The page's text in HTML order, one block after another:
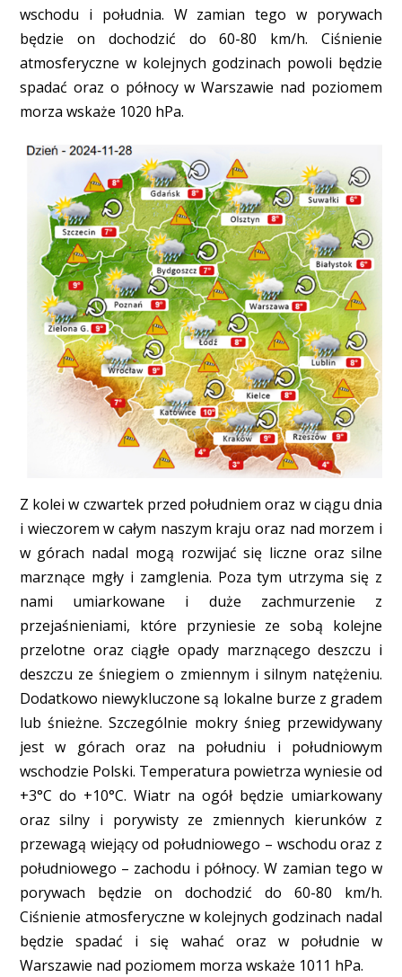
wschodu i południa. W zamian tego w porywach
będzie on dochodzić do 60-80 km/h. Ciśnienie
atmosferyczne w kolejnych godzinach powoli będzie
spadać oraz o północy w Warszawie nad poziomem
morza wskaże 1020 hPa.
Z kolei w czwartek przed południem oraz w ciągu dnia
i wieczorem w całym naszym kraju oraz nad morzem i
w górach nadal mogą rozwijać się liczne oraz silne
marznące mgły i zamglenia. Poza tym utrzyma się z
nami umiarkowane i duże zachmurzenie z
przejaśnieniami, które przyniesie ze sobą kolejne
przelotne oraz ciągłe opady marznącego deszczu i
deszczu ze śniegiem o zmiennym i silnym natężeniu.
Dodatkowo niewykluczone są lokalne burze z gradem
lub śnieżne. Szczególnie mokry śnieg przewidywany
jest w górach oraz na południu i południowym
wschodzie Polski. Temperatura powietrza wyniesie od
+3°C do +10°C. Wiatr na ogół będzie umiarkowany
oraz silny i porywisty ze zmiennych kierunków z
przewagą wiejący od południowego – wschodu oraz z
południowego – zachodu i północy. W zamian tego w
porywach będzie on dochodzić do 60-80 km/h.
Ciśnienie atmosferyczne w kolejnych godzinach nadal
będzie spadać i się wahać oraz w południe w
Warszawie nad poziomem morza wskaże 1011 hPa.